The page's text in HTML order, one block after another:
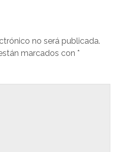
no será publicada.
marcados con *